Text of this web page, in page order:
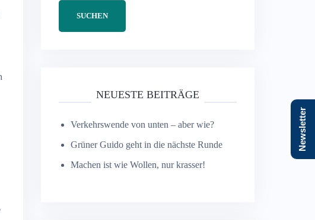
NEUESTE BEITRÄGE
Verkehrswende von unten – aber wie?
Grüner Guido geht in die nächste Runde
Machen ist wie Wollen, nur krasser!
Newsletter